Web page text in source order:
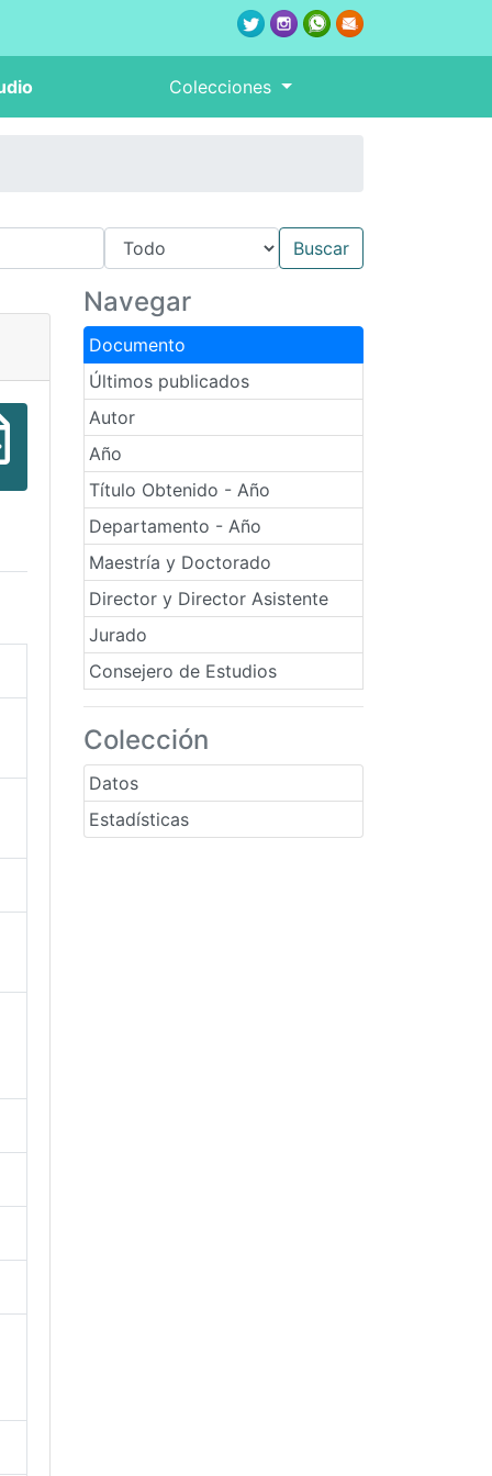
Colecciones
Navegar
Documento
Últimos publicados
Autor
Año
Título Obtenido - Año
Departamento - Año
Maestría y Doctorado
Director y Director Asistente
Jurado
Consejero de Estudios
Colección
Datos
Estadísticas